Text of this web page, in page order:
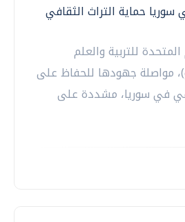
حماية التراث الثقافي
للتربية والعلم
مواصلة جهودها للحفاظ على
في سوريا، مشددة على